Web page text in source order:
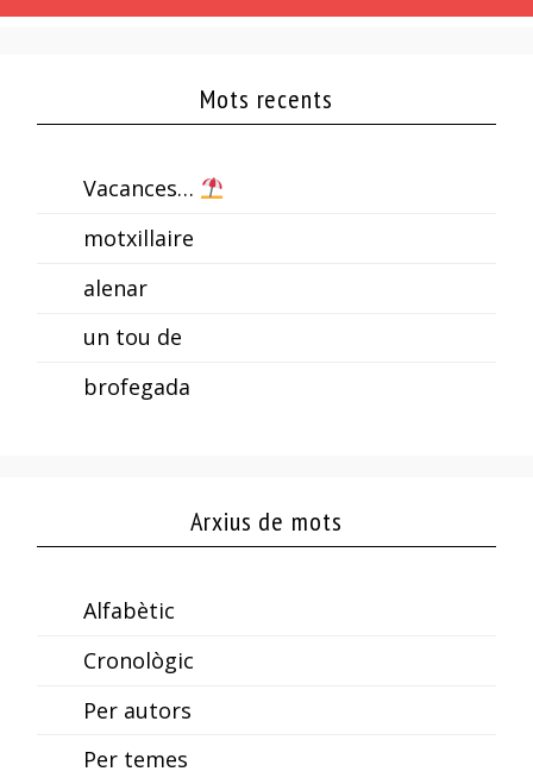
Mots recents
Vacances…
motxillaire
alenar
un tou de
brofegada
Arxius de mots
Alfabètic
Cronològic
Per autors
Per temes